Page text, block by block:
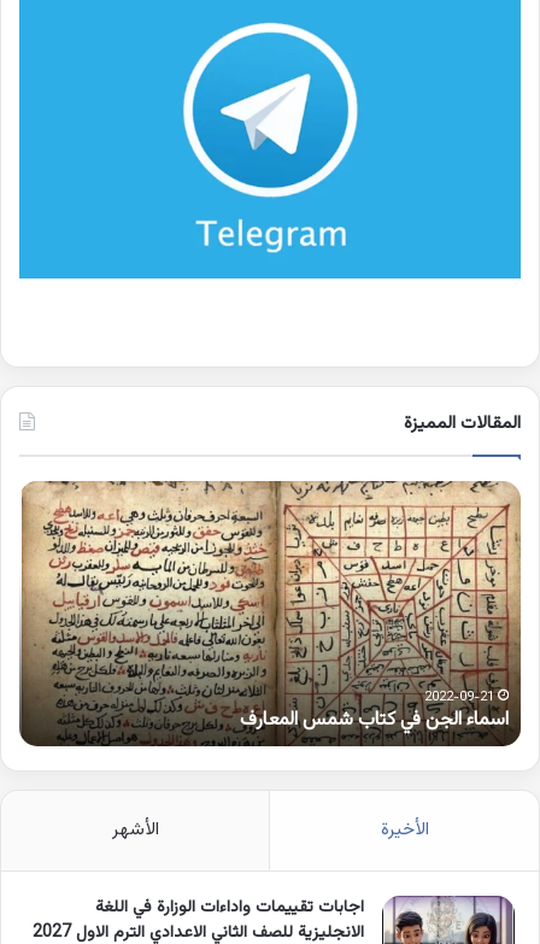
المقالات المميزة
اسماء
الجن
في
كتاب
شمس
المعارف
2022-09-21
اسماء الجن في كتاب شمس المعارف
الأخيرة الأشهر
اجابات تقييمات واداءات الوزارة في اللغة
الانجليزية للصف الثاني الاعدادي الترم الاول 2027